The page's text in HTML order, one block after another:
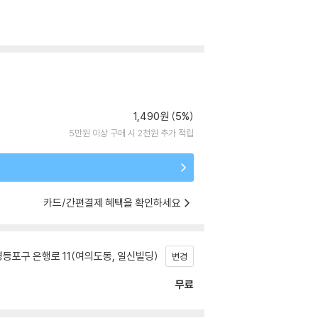
1,490원 (5%)
5만원 이상 구매 시 2천원 추가 적립
카드/간편결제 혜택을 확인하세요
포구 은행로 11(여의도동, 일신빌딩) 변경
무료